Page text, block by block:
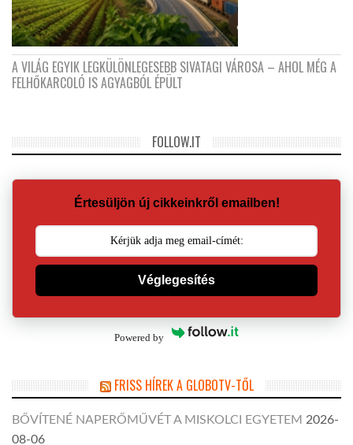
A VILÁG EGYIK LEGKÜLÖNLEGESEBB SIVATAGI VÁROSA – AHOL MÉG A
FELHŐKARCOLÓ IS AGYAGBÓL ÉPÜLT
FOLLOW.IT
Értesüljön új cikkeinkről emailben!
Véglegesítés
Powered by
FRISS HÍREK A GLOBOTV-TŐL
BŐVÍTENÉ NAPERŐMŰVÉT A MISKOLCI EGYETEM 2026-
08-06